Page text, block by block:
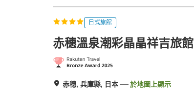
日式旅館
赤穗溫泉潮彩晶晶祥吉旅館
赤穗, 兵庫縣, 日本 於地圖上顯示